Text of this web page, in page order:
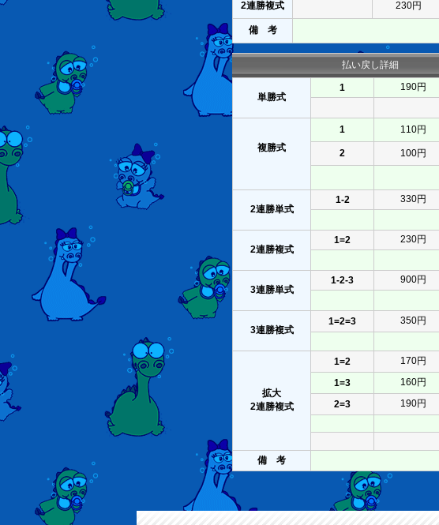
2連勝複式 230円
備 考
払い戻し詳細
単勝式
1 190円
複勝式
1
110円
2 100円
2連勝単式
1-2 330円
2連勝複式
1=2 230円
3連勝単式
1-2-3 900円
3連勝複式
1=2=3 350円
拡大
2連勝複式
1=2 170円
1=3
160円
2=3
190円
備 考